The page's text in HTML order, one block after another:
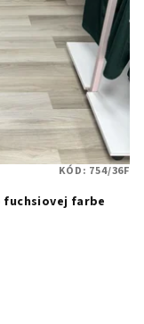
fuchsiovej farbe
KÓD: 754/36F